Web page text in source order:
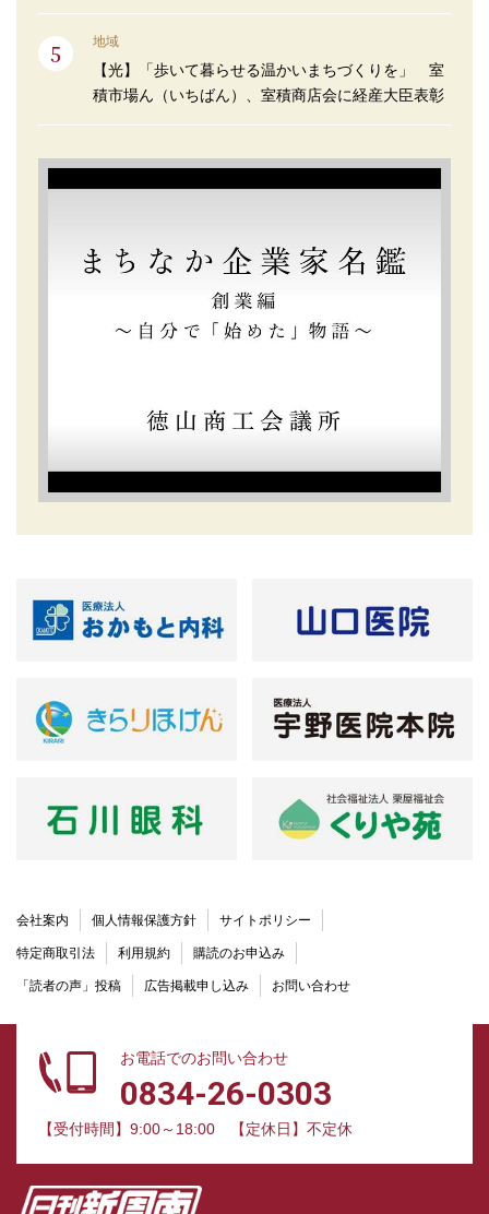
地域
【光】「歩いて暮らせる温かいまちづくりを」 室
積市場ん（いちばん）、室積商店会に経産大臣表彰
会社案内 個人情報保護方針 サイトポリシー
特定商取引法 利用規約 購読のお申込み
「読者の声」投稿 広告掲載申し込み お問い合わせ
お電話でのお問い合わせ
0834-26-0303
【受付時間】9:00～18:00 【定休日】不定休